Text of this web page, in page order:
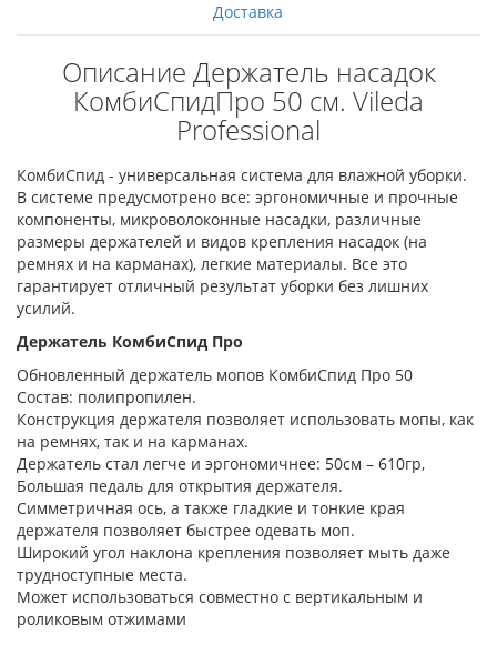
Доставка
Описание Держатель насадок
КомбиСпидПро 50 см. Vileda
Professional
КомбиСпид - универсальная система для влажной уборки.
В системе предусмотрено все: эргономичные и прочные
компоненты, микроволоконные насадки, различные
размеры держателей и видов крепления насадок (на
ремнях и на карманах), легкие материалы. Все это
гарантирует отличный результат уборки без лишних
усилий.
Держатель КомбиСпид Про
Обновленный держатель мопов КомбиСпид Про 50
Состав: полипропилен.
Конструкция держателя позволяет использовать мопы, как
на ремнях, так и на карманах.
Держатель стал легче и эргономичнее: 50см – 610гр,
Большая педаль для открытия держателя.
Симметричная ось, а также гладкие и тонкие края
держателя позволяет быстрее одевать моп.
Широкий угол наклона крепления позволяет мыть даже
трудноступные места.
Может использоваться совместно с вертикальным и
роликовым отжимами